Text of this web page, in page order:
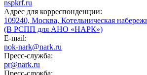
nspkrf.ru
Адрес для корреспонденции:
109240, Москва, Котельническая
(В РСПП для АНО «НАРК»)
E-mail:
nok-nark@nark.ru
Пресс-служба:
pr@nark.ru
Пресс-служба: